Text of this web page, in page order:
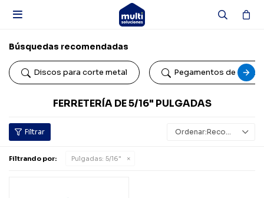

Búsquedas recomendadas
Discos para corte metal Pegamentos de
FERRETERÍA DE 5/16" PULGADAS
Recomendados
Filtrando por: Pulgadas: 5/16"